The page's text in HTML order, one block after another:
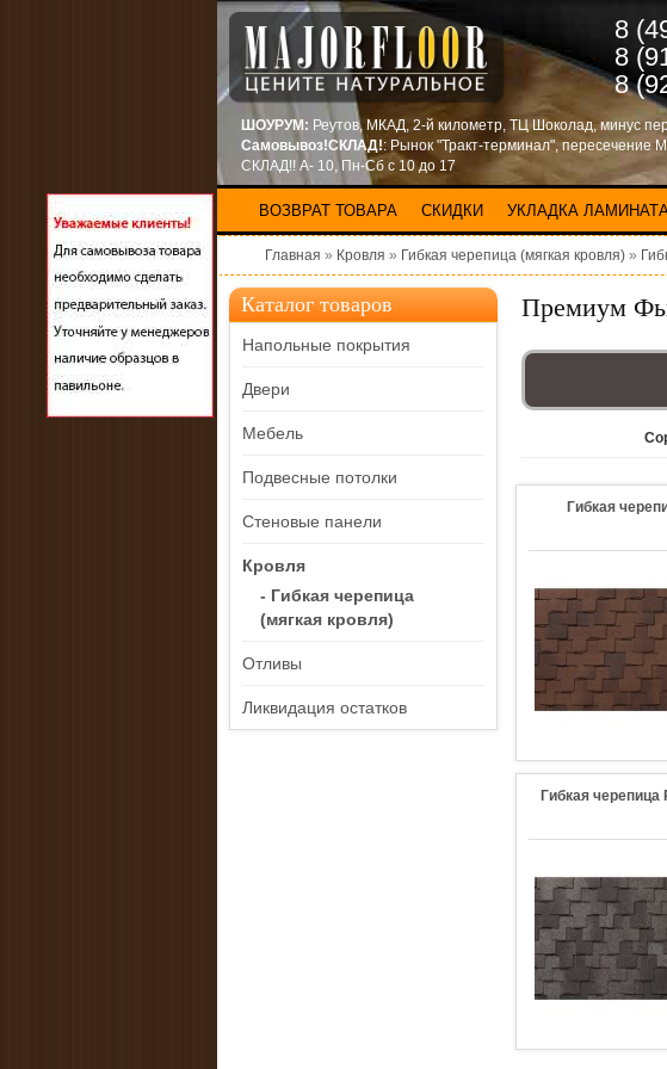
8
8
8
ШОУРУМ: Реутов, МКАД, 2-й километр, ТЦ Шоколад, минус
Самовывоз!СКЛАД!: Рынок "Тракт-терминал", пересечение
СКЛАД!! А- 10, Пн-Сб с 10 до 17
ВОЗВРАТ ТОВАРА СКИДКИ УКЛАДКА
Главная » Кровля » Гибкая черепица (мягкая кровля) »
Каталог товаров
Напольные покрытия
Двери
Мебель
Подвесные потолки
Стеновые панели
Кровля
- Гибкая черепица
(мягкая кровля)
Отливы
Ликвидация остатков
Премиум
Гибкая
Гибкая